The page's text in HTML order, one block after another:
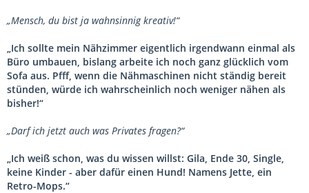
„Mensch, du bist ja wahnsinnig kreativ!“
„Ich sollte mein Nähzimmer eigentlich irgendwann einmal als
Büro umbauen, bislang arbeite ich noch ganz glücklich vom
Sofa aus. Pfff, wenn die Nähmaschinen nicht ständig bereit
stünden, würde ich wahrscheinlich noch weniger nähen als
bisher!“
„Darf ich jetzt auch was Privates fragen?“
„Ich weiß schon, was du wissen willst: Gila, Ende 30, Single,
keine Kinder - aber dafür einen Hund! Namens Jette, ein
Retro-Mops.“